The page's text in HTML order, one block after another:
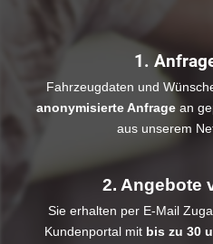
1.
Fahrzeugdaten und
anonymisierte Anfrage an
aus unserem
2. Angebote
Sie erhalten per E-Mail
Kundenportal mit bis zu 30